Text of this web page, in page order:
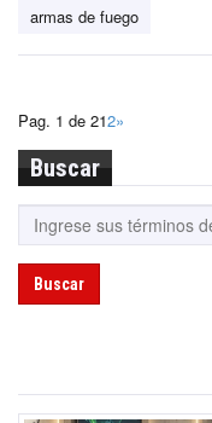
armas de fuego
Pag. 1 de 212»
Buscar
Buscar